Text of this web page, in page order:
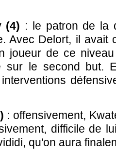
(4) : le patron de la
Avec Delort, il avait
joueur de ce
sur le second but.
: offensivement,
difficile de
qu'on aura